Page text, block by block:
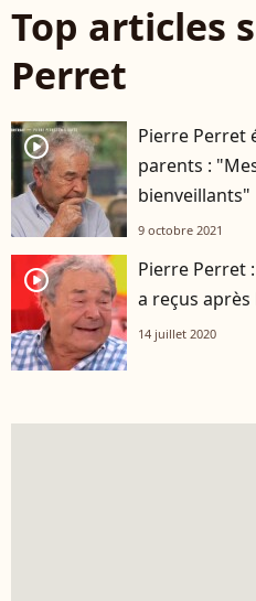
Top articles
Perret
player2
Pierre Perret
parents :
bienveillants"
9 octobre 2021
player2
Pierre Perret
a reçus
14 juillet 2020